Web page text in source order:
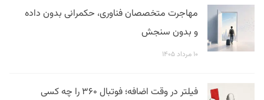
مهاجرت متخصصان فناوری، حکمرانی بدون داده
و بدون سنجش
۱۰ مرداد ۱۴۰۵
فیلتر در وقت اضافه؛ فوتبال ۳۶۰ را چه کسی